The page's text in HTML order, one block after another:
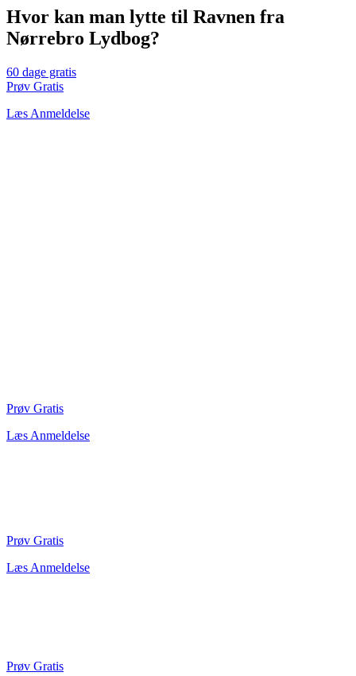
Hvor kan man lytte til Ravnen fra
Nørrebro Lydbog?
60 dage gratis
Prøv Gratis
Læs Anmeldelse
Prøv Gratis
Læs Anmeldelse
Prøv Gratis
Læs Anmeldelse
Prøv Gratis